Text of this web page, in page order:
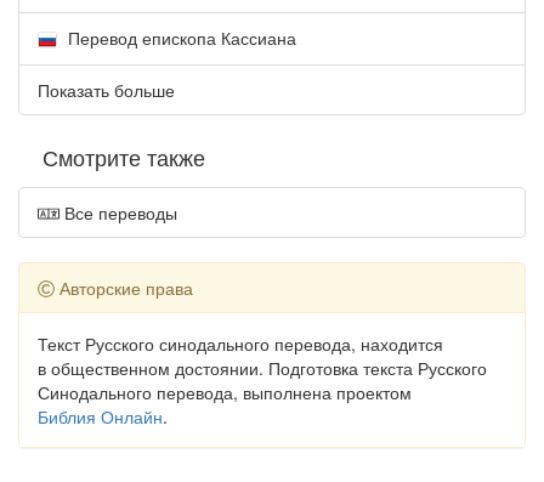
Перевод епископа Кассиана
Показать больше
Смотрите также
Все переводы
Авторские права
Текст Русского синодального перевода, находится
в общественном достоянии. Подготовка текста Русского
Синодального перевода, выполнена проектом
Библия Онлайн.